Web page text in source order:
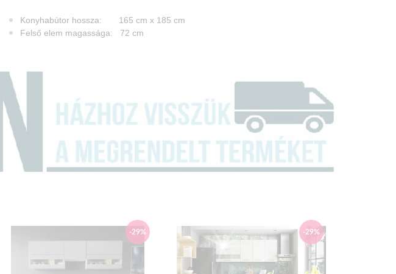
Konyhabútor hossza: 165 cm x 185 cm
Felső elem magassága: 72 cm
Alsó elem mélysége: 51 cm
Elemek:
80-as mosogató elem: 85 cm x 80 cm x 51 cm
60-as sütős elem: 85 cm x 60 cm x 51 cm
40-es fiókos elem: 85 cm x 40 cm x 51 cm
25-ös felső elem: 72 cm x 25 cm x 32 cm
60-as páraelszívós elem: 36 cm x 60 cm x 32 cm
40-es felső elem: 72 cm x 40 cm x 32 cm
-29% -29%